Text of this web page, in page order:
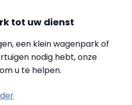
tot uw dienst
een klein wagenpark of
nodig hebt, onze
u te helpen.